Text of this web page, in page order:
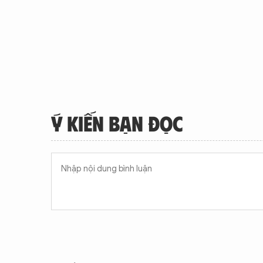
Ý KIẾN BẠN ĐỌC